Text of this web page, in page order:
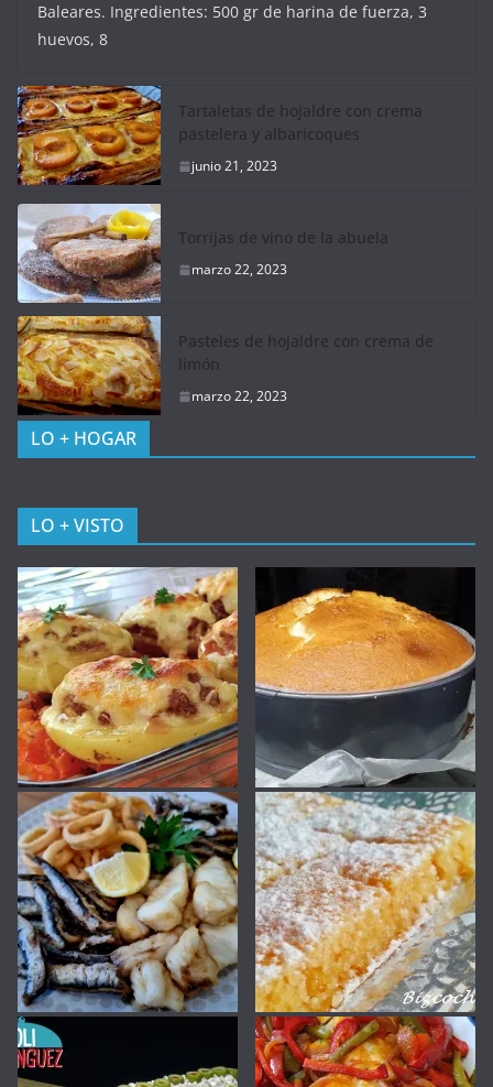
Baleares. Ingredientes: 500 gr de harina de fuerza, 3
huevos, 8
Tartaletas de hojaldre con crema
pastelera y albaricoques
junio 21, 2023
Torrijas de vino de la abuela
marzo 22, 2023
Pasteles de hojaldre con crema de
limón
marzo 22, 2023
LO + HOGAR
LO + VISTO